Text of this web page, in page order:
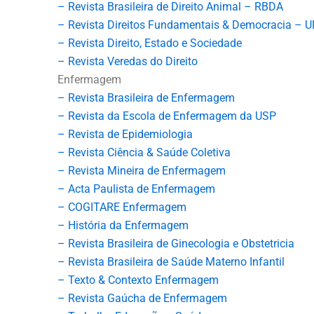
– Revista Brasileira de Direito Animal – RBDA
– Revista Direitos Fundamentais & Democracia –
– Revista Direito, Estado e Sociedade
– Revista Veredas do Direito
Enfermagem
– Revista Brasileira de Enfermagem
– Revista da Escola de Enfermagem da USP
– Revista de Epidemiologia
– Revista Ciência & Saúde Coletiva
– Revista Mineira de Enfermagem
– Acta Paulista de Enfermagem
– COGITARE Enfermagem
– História da Enfermagem
– Revista Brasileira de Ginecologia e Obstetricia
– Revista Brasileira de Saúde Materno Infantil
– Texto & Contexto Enfermagem
– Revista Gaúcha de Enfermagem